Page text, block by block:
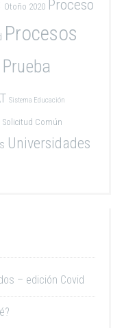
Otoño 2020 Proceso
Procesos
Prueba
Sistema Educación
Solicitud Común
Universidades
– edición Covid